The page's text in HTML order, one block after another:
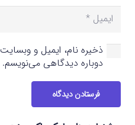
ذخیره نام، ایمیل و
دوباره دیدگاهی می‌نویسم.
فرستادن دیدگاه